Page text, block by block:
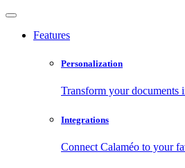
Features
Personalization
Transform your documents
Integrations
Connect Calaméo to your